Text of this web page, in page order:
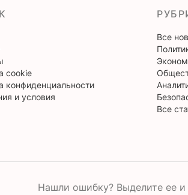
cookie
конфиденциальности
и условия
Все
Все
Нашли ошибку? Выделите ее